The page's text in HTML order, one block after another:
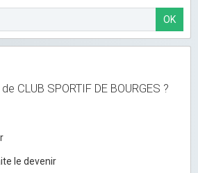
OK
CLUB SPORTIF DE BOURGES ?
le devenir